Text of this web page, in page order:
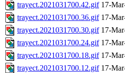
trayect.2021031700.42.gif 17-
trayect.2021031700.36.gif 17-
trayect.2021031700.30.gif 17-
trayect.2021031700.24.gif 17-
trayect.2021031700.18.gif 17-
trayect.2021031700.12.gif 17-